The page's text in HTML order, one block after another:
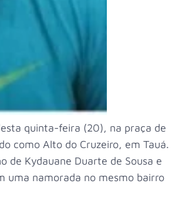
quinta-feira (20), na praça de
como Alto do Cruzeiro, em Tauá.
de Kydauane Duarte de Sousa e
uma namorada no mesmo bairro